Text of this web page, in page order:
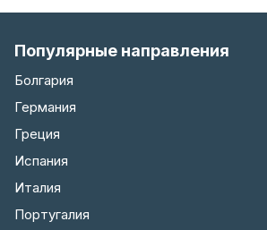
Популярные направления
Болгария
Германия
Греция
Испания
Италия
Португалия